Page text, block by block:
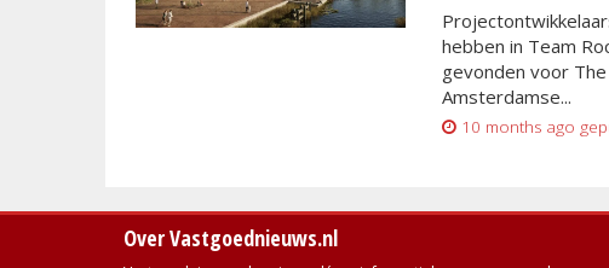
hebben in Team
gevonden voor
Amsterdamse...
10 months ago
Over Vastgoednieuws.nl